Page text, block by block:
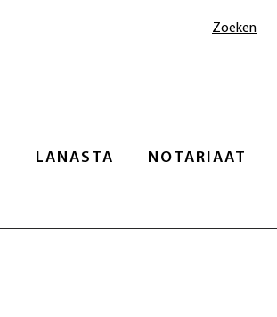
LANASTA NOTARIAAT
Zoeken